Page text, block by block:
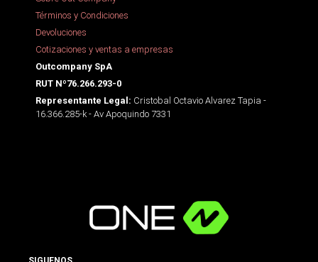
Términos y Condiciones
Devoluciones
Cotizaciones y ventas a empresas
Outcompany SpA
RUT Nº76.266.293-0
Representante Legal: Cristobal Octavio Alvarez Tapia -
16.366.285-k - Av Apoquindo 7331